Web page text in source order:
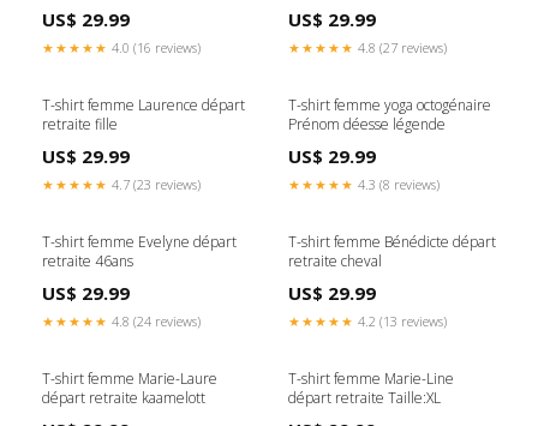
US$ 29.99
★★★★★ 4.0 (16 reviews)
US$ 29.99
★★★★★ 4.8 (27 reviews)
T-shirt femme Laurence départ
retraite fille
US$ 29.99
★★★★★ 4.7 (23 reviews)
T-shirt femme yoga octogénaire
Prénom déesse légende
US$ 29.99
★★★★★ 4.3 (8 reviews)
T-shirt femme Evelyne départ
retraite 46ans
US$ 29.99
★★★★★ 4.8 (24 reviews)
T-shirt femme Bénédicte départ
retraite cheval
US$ 29.99
★★★★★ 4.2 (13 reviews)
T-shirt femme Marie-Laure
départ retraite kaamelott
T-shirt femme Marie-Line
départ retraite Taille:XL